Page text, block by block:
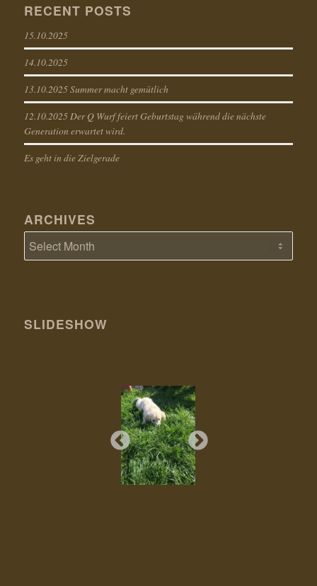
RECENT POSTS
15.10.2025
14.10.2025
13.10.2025 Summer macht gemütlich
12.10.2025 Der Q Wurf feiert Geburtstag während die nächste
Generation erwartet wird.
Es geht in die Zielgerade
ARCHIVES
SLIDESHOW